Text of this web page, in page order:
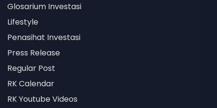
Glosarium Investasi
Lifestyle
Penasihat Investasi
Press Release
Regular Post
RK Calendar
RK Youtube Videos